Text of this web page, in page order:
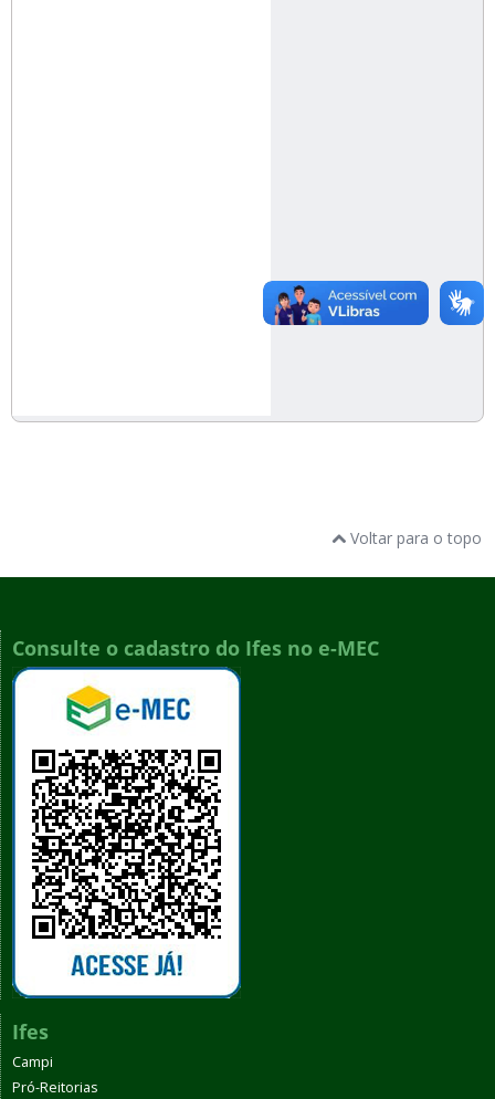
Voltar para o topo
Consulte o cadastro do Ifes no e-MEC
Ifes
Campi
Pró-Reitorias